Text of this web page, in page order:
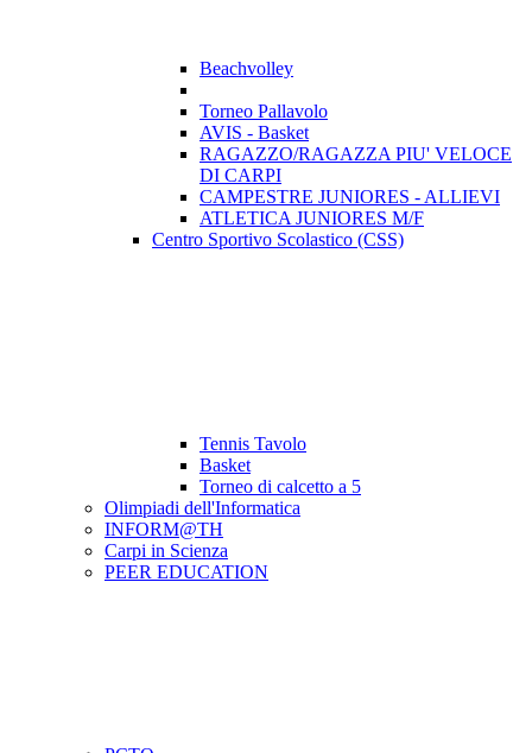
Beachvolley
Torneo Pallavolo
AVIS - Basket
RAGAZZO/RAGAZZA PIU' VELOCE
DI CARPI
CAMPESTRE JUNIORES - ALLIEVI
ATLETICA JUNIORES M/F
Centro Sportivo Scolastico (CSS)
Tennis Tavolo
Basket
Torneo di calcetto a 5
Olimpiadi dell'Informatica
INFORM@TH
Carpi in Scienza
PEER EDUCATION